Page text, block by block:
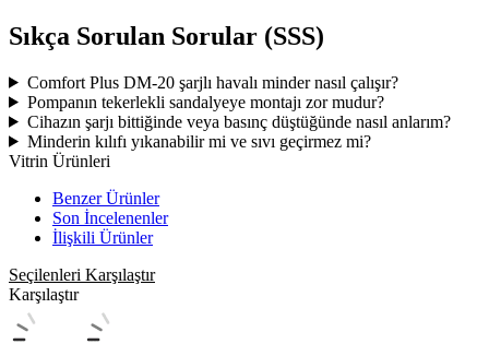
Sıkça Sorulan Sorular (SSS)
Comfort Plus DM-20 şarjlı havalı minder nasıl çalışır?
Pompanın tekerlekli sandalyeye montajı zor mudur?
Cihazın şarjı bittiğinde veya basınç düştüğünde nasıl anlarım?
Minderin kılıfı yıkanabilir mi ve sıvı geçirmez mi?
Vitrin Ürünleri
Benzer Ürünler
Son İncelenenler
İlişkili Ürünler
Seçilenleri Karşılaştır
Karşılaştır